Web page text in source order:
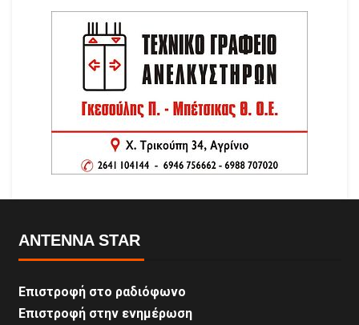
ANTENNA STAR
Επιστροφή στο ραδιόφωνο
Επιστροφή στην ενημέρωση